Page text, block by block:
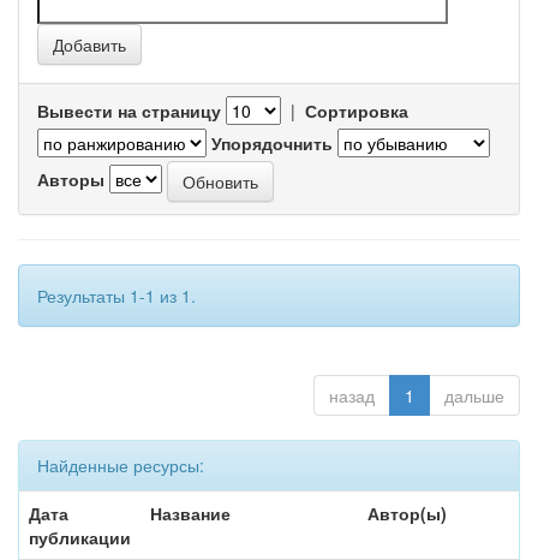
Вывести на страницу | Сортировка
Упорядочнить
Авторы
Результаты 1-1 из 1.
назад 1 дальше
Найденные ресурсы:
Дата
публикации
Название Автор(ы)